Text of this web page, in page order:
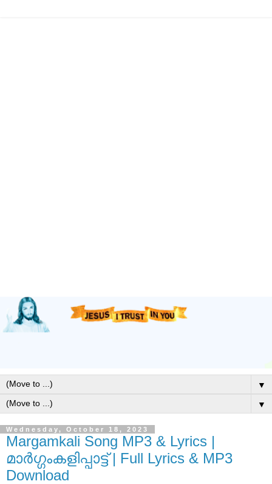
▼
▼
Wednesday, October 18, 2023
Margamkali Song MP3 & Lyrics |
മാര്‍ഗ്ഗംകളിപ്പാട്ട് | Full Lyrics & MP3
Download